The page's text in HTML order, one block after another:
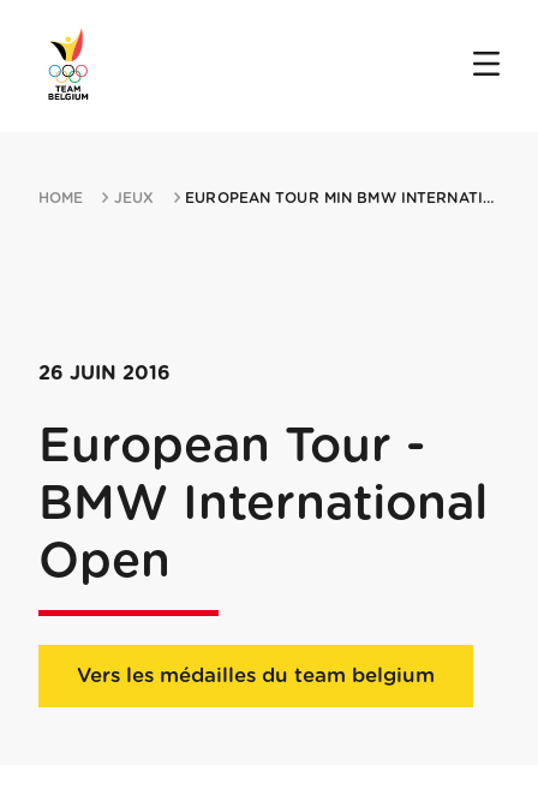
HOME JEUX EUROPEAN TOUR MIN BMW INTERNATIONAL OPEN 26062016 PULHEIM
26 JUIN 2016
European Tour -
BMW International
Open
Vers les médailles du team belgium